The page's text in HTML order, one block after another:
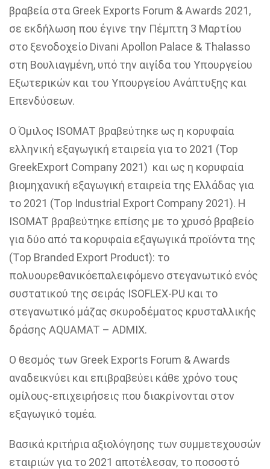
βραβεία στα Greek Exports Forum & Awards 2021,
σε εκδήλωση που έγινε την Πέμπτη 3 Μαρτίου
στο ξενοδοχείο Divani Apollon Palace & Thalasso
στη Βουλιαγμένη, υπό την αιγίδα του Υπουργείου
Εξωτερικών και του Υπουργείου Ανάπτυξης και
Επενδύσεων.
ΟΌμιλος ISOMAT βραβεύτηκε ως η κορυφαία
ελληνική εξαγωγική εταιρεία για το 2021 (Top
GreekExport Company 2021) και ως η κορυφαία
βιομηχανική εξαγωγική εταιρεία της Ελλάδας για
το 2021 (Top Industrial Export Company 2021). Η
ISOMAT βραβεύτηκε επίσης με το χρυσό βραβείο
για δύο από τα κορυφαία εξαγωγικά προϊόντα της
(Top Branded Export Product): το
πολυουρεθανικόεπαλειφόμενο στεγανωτικό ενός
συστατικού της σειράς ISOFLEX-PU και το
στεγανωτικό μάζας σκυροδέματος κρυσταλλικής
δράσης AQUAMAT – ADMIX.
Ο θεσμός των Greek Exports Forum & Awards
αναδεικνύει και επιβραβεύει κάθε χρόνο τους
ομίλους-επιχειρήσεις που διακρίνονται στον
εξαγωγικό τομέα.
Βασικά κριτήρια αξιολόγησης των συμμετεχουσών
εταιριών για το 2021 αποτέλεσαν, το ποσοστό